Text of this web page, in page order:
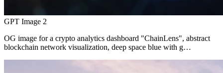
GPT Image 2
OG image for a crypto analytics dashboard "ChainLens", abstract
blockchain network visualization, deep space blue with g…